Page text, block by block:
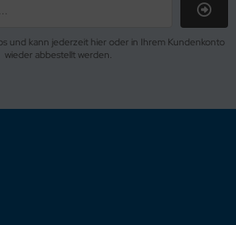
und kann jederzeit hier oder in Ihrem Kundenkonto
wieder abbestellt werden.